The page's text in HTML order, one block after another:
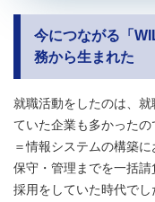
今につながる「
務から生まれた
就職活動をしたのは、
ていた企業も多かった
＝情報システムの構築
保守・管理までを一括
採用をしていた時代で